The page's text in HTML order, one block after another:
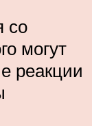
со
могут
реакции